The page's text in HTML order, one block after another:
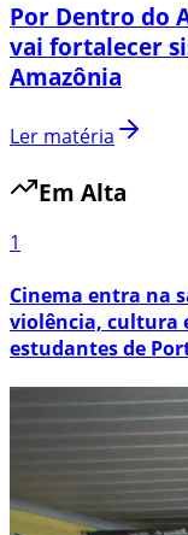
Por Dentro do
vai fortalecer
Amazônia
Ler matéria
Em Alta
1
Cinema entra na
violência, cultura
estudantes de